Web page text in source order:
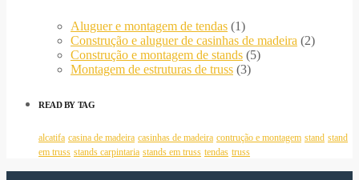
Aluguer e montagem de tendas (1)
Construção e aluguer de casinhas de madeira (2)
Construção e montagem de stands (5)
Montagem de estruturas de truss (3)
READ BY TAG
alcatifa casina de madeira casinhas de madeira contrução e montagem stand stand
em truss stands carpintaria stands em truss tendas truss